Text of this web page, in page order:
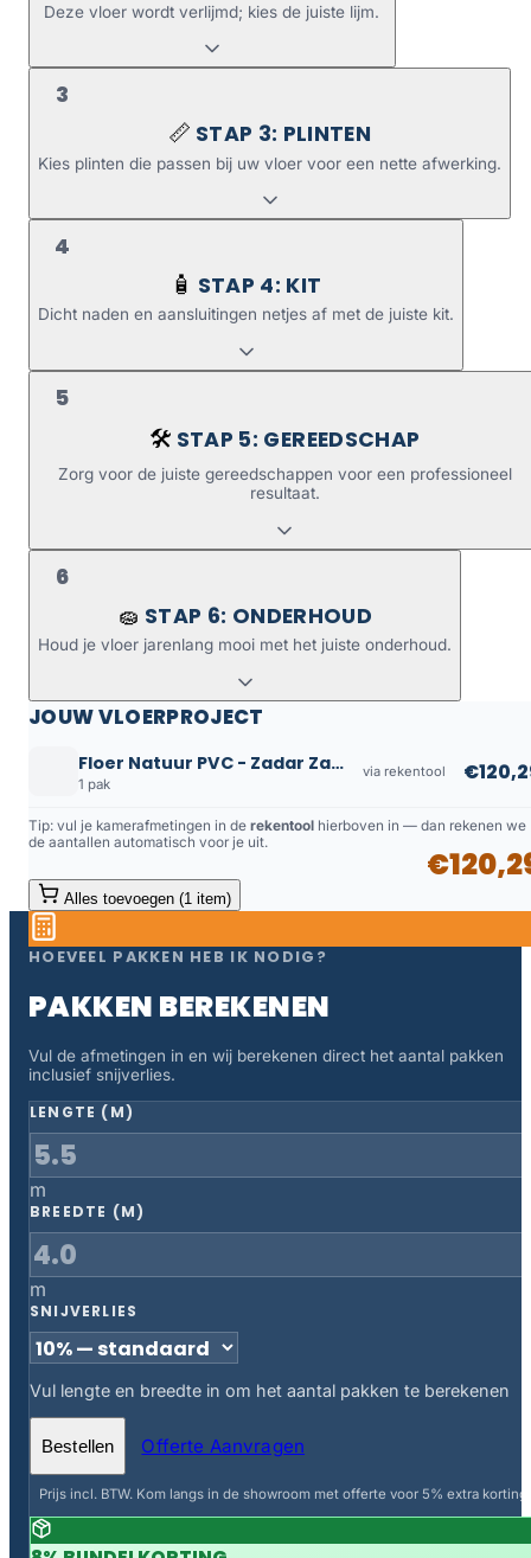
Deze vloer wordt verlijmd; kies de juiste lijm.
3
📏 STAP 3: PLINTEN
Kies plinten die passen bij uw vloer voor een nette afwerking.
4
🧴 STAP 4: KIT
Dicht naden en aansluitingen netjes af met de juiste kit.
5
🛠️ STAP 5: GEREEDSCHAP
Zorg voor de juiste gereedschappen voor een professioneel
resultaat.
6
🧽 STAP 6: ONDERHOUD
Houd je vloer jarenlang mooi met het juiste onderhoud.
JOUW VLOERPROJECT
Floer Natuur PVC - Zadar Zand
1 pak
via rekentool
Tip: vul je kamerafmetingen in de rekentool hierboven in — dan rekenen we
de aantallen automatisch voor je uit.
Alles toevoegen (1 item)
HOEVEEL PAKKEN HEB IK NODIG?
PAKKEN BEREKENEN
Vul de afmetingen in en wij berekenen direct het aantal pakken
inclusief snijverlies.
LENGTE (M)
m
BREEDTE (M)
m
SNIJVERLIES
Vul lengte en breedte in om het aantal pakken te berekenen
Bestellen Offerte Aanvragen
Prijs incl. BTW. Kom langs in de showroom met offerte voor 5% extra korting.